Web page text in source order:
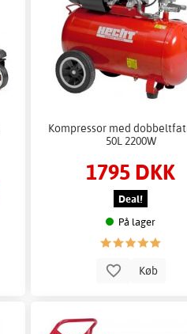
Kompressor med
50L 2200W
1795 DKK
Deal!
På lager
Køb